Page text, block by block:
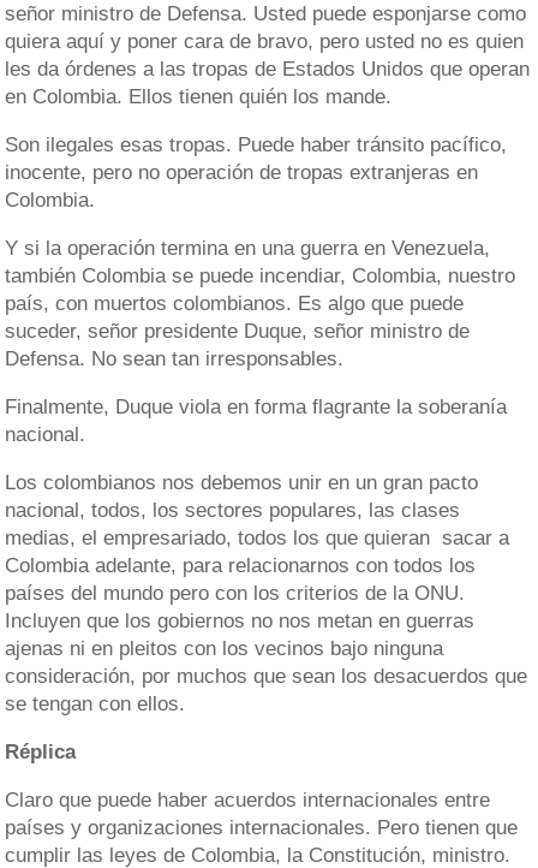
señor ministro de Defensa. Usted puede esponjarse como
quiera aquí y poner cara de bravo, pero usted no es quien
les da órdenes a las tropas de Estados Unidos que operan
en Colombia. Ellos tienen quién los mande.
Son ilegales esas tropas. Puede haber tránsito pacífico,
inocente, pero no operación de tropas extranjeras en
Colombia.
Y si la operación termina en una guerra en Venezuela,
también Colombia se puede incendiar, Colombia, nuestro
país, con muertos colombianos. Es algo que puede
suceder, señor presidente Duque, señor ministro de
Defensa. No sean tan irresponsables.
Finalmente, Duque viola en forma flagrante la soberanía
nacional.
Los colombianos nos debemos unir en un gran pacto
nacional, todos, los sectores populares, las clases
medias, el empresariado, todos los que quieran sacar a
Colombia adelante, para relacionarnos con todos los
países del mundo pero con los criterios de la ONU.
Incluyen que los gobiernos no nos metan en guerras
ajenas ni en pleitos con los vecinos bajo ninguna
consideración, por muchos que sean los desacuerdos que
se tengan con ellos.
Réplica
Claro que puede haber acuerdos internacionales entre
países y organizaciones internacionales. Pero tienen que
cumplir las leyes de Colombia, la Constitución, ministro.